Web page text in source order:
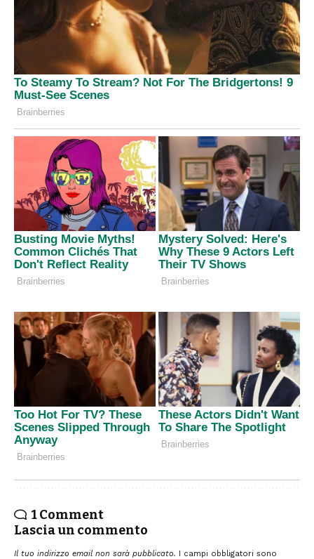
1 Comment
Lascia un commento
Il tuo indirizzo email non sarà pubblicato. I campi obbligatori sono